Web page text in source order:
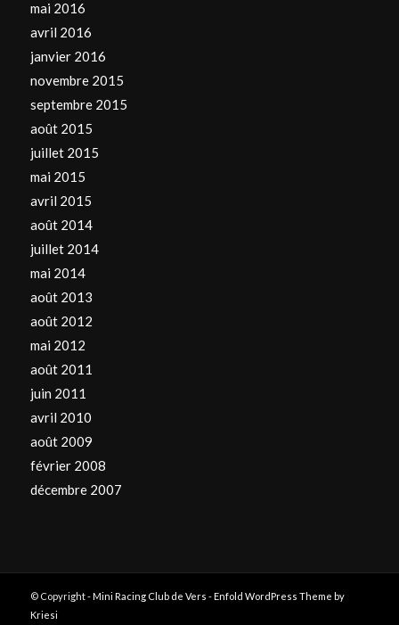
mai 2016
avril 2016
janvier 2016
novembre 2015
septembre 2015
août 2015
juillet 2015
mai 2015
avril 2015
août 2014
juillet 2014
mai 2014
août 2013
août 2012
mai 2012
août 2011
juin 2011
avril 2010
août 2009
février 2008
décembre 2007
© Copyright -Mini Racing Club de Vers -Enfold WordPress Theme by
Kriesi